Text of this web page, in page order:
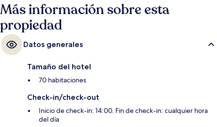
Más información sobre esta
propiedad
Datos generales
Tamaño del hotel
70 habitaciones
Check-in/check-out
Inicio de check-in: 14:00. Fin de check-in: cualquier hora
del día